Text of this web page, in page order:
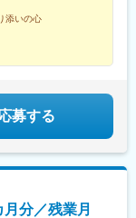
添いの心
募する
分／残業月